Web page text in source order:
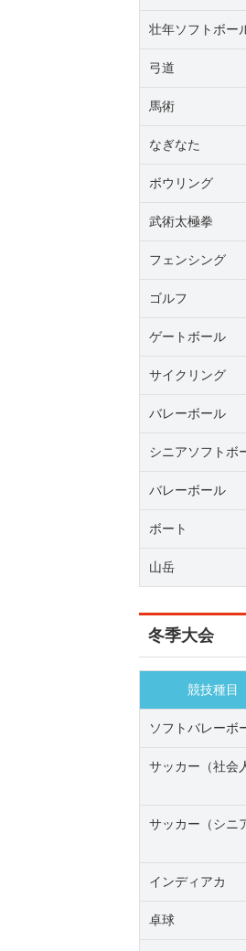
壮年ソフトボー
弓道
馬術
なぎなた
ボウリング
武術太極拳
フェンシング
ゴルフ
ゲートボール
サイクリング
バレーボール
シニアソフトボ
バレーボール
ボート
山岳
冬季大会
競技種目
ソフトバレーボ
サッカー（社会
サッカー（シニ
インディアカ
卓球